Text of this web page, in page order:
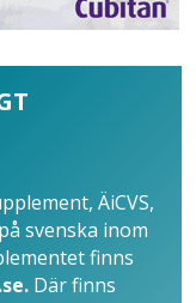
ÄiCVS,
svenska inom
finns
Där finns